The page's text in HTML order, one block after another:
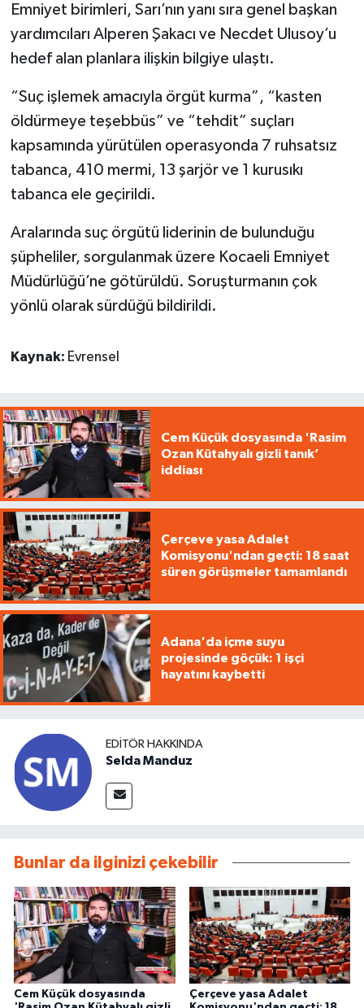
Emniyet birimleri, Sarı’nın yanı sıra genel başkan
yardımcıları Alperen Şakacı ve Necdet Ulusoy’u
hedef alan planlara ilişkin bilgiye ulaştı.
“Suç işlemek amacıyla örgüt kurma”, “kasten
öldürmeye teşebbüs” ve “tehdit” suçları
kapsamında yürütülen operasyonda 7 ruhsatsız
tabanca, 410 mermi, 13 şarjör ve 1 kurusıkı
tabanca ele geçirildi.
Aralarında suç örgütü liderinin de bulunduğu
şüpheliler, sorgulanmak üzere Kocaeli Emniyet
Müdürlüğü’ne götürüldü. Soruşturmanın çok
yönlü olarak sürdüğü bildirildi.
Kaynak: Evrensel
Cem Küçük dosyasında 'Rasim
Ozan Kütahyalı gizli tanık’
iddiası
Çerçeve yasa Adalet
Komisyonu'ndan geçti: 18 saat
süren görüşmeler tamamlandı
Adana'da içme suyu
projesinde göçük: 1 işçi
hayatını kaybetti
EDITÖR HAKKINDA
Selda Manduz
Bunlar da ilginizi çekebilir
Cem Küçük dosyasında
Çerçeve yasa Adalet